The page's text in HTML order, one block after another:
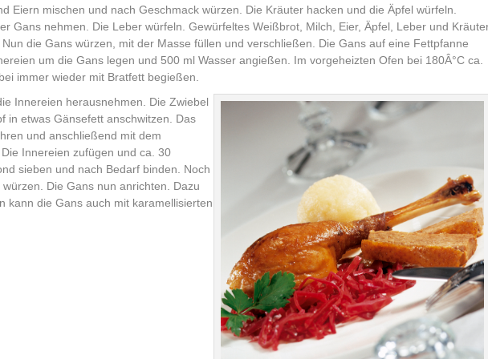
Eiern mischen und nach Geschmack würzen. Die Kräuter hacken und die Äpfel würfeln.
Gans nehmen. Die Leber würfeln. Gewürfeltes Weißbrot, Milch, Eier, Äpfel, Leber und
die Gans würzen, mit der Masse füllen und verschließen. Die Gans auf eine Fettpfanne
um die Gans legen und 500 ml Wasser angießen. Im vorgeheizten Ofen bei 180Â°C ca.
immer wieder mit Bratfett begießen.
Innereien herausnehmen. Die Zwiebel
in etwas Gänsefett anschwitzen. Das
und anschließend mit dem
Innereien zufügen und ca. 30
sieben und nach Bedarf binden. Noch
Die Gans nun anrichten. Dazu
kann die Gans auch mit karamellisierten